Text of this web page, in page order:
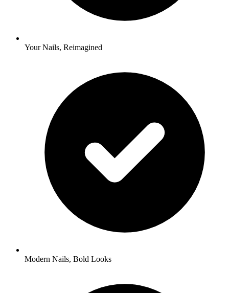
Your Nails, Reimagined
Modern Nails, Bold Looks